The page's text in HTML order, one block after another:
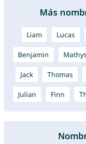
Más
Liam Lucas
Benjamin Mathys
Jack Thomas
Julian Finn